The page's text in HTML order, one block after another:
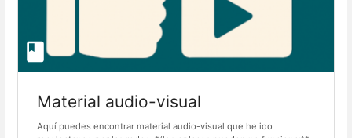
Material audio-visual
Aquí puedes encontrar material audio-visual que he ido